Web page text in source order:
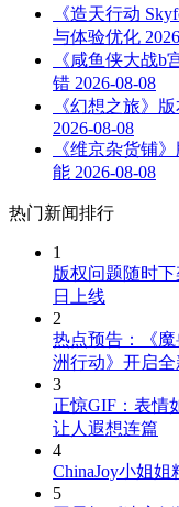
《造天行动
与体验优化
《咸鱼侠大战b
错 2026-08-08
《幻想之旅》
2026-08-08
《维京杂货铺
能 2026-08-08
热门新闻排行
1
版权问题随时
日上线
2
热点预告：《
洲行动》开启全
3
正惊GIF：表情
让人遐想连篇
4
ChinaJoy小姐姐
5